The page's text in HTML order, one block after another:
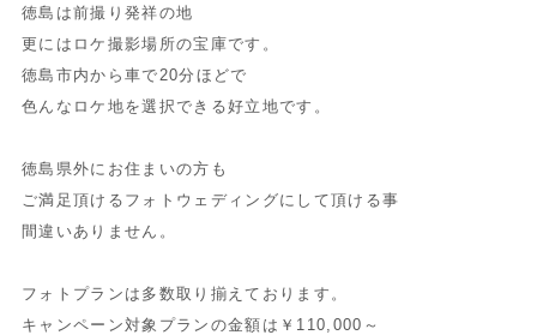
徳島は前撮り発祥の地
更にはロケ撮影場所の宝庫です。
徳島市内から車で20分ほどで
色んなロケ地を選択できる好立地です。
徳島県外にお住まいの方も
ご満足頂けるフォトウェディングにして頂ける事
間違いありません。
フォトプランは多数取り揃えております。
キャンペーン対象プランの金額は￥110,000～